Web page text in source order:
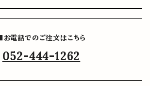
■お電話でのご注文はこちら
052-444-1262